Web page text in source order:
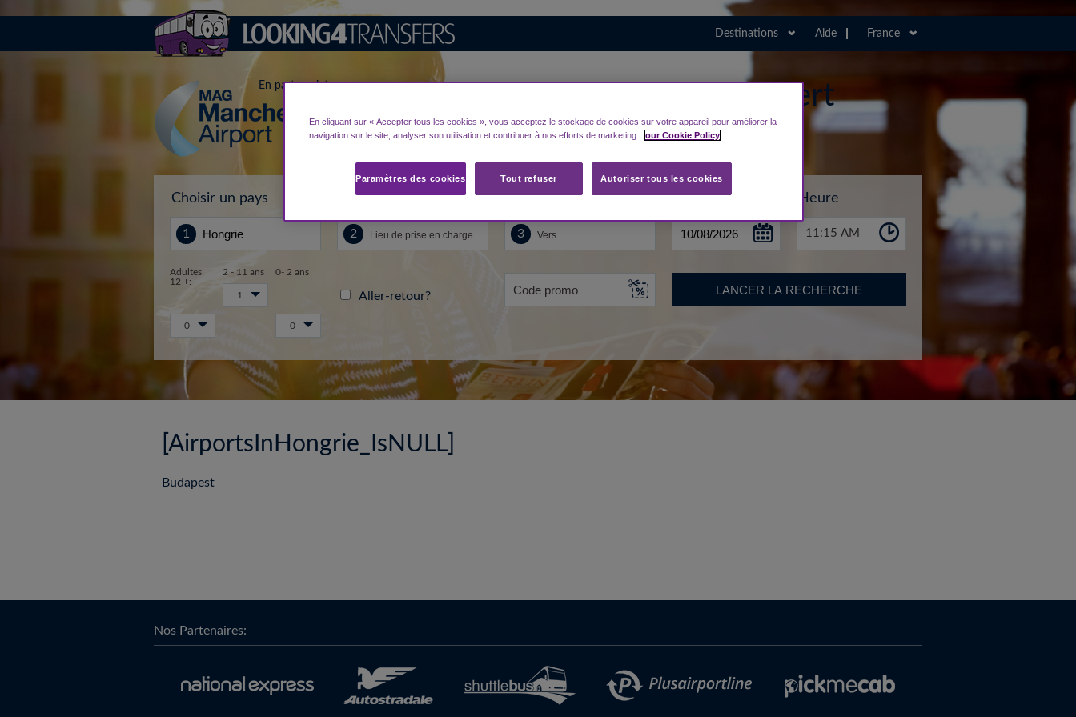
Destinations Aide France
En partenariat avec
Rechercher pour votre transfert
aéroport Hongrie
Choisir un pays Lieu de départ... Vers Date Heure
11:15 AM
Adultes
12 +:
2 - 11 ans 0- 2 ans
1
0 0
Aller-retour? LANCER LA RECHERCHE
[AirportsInHongrie_IsNULL]
Budapest
Nos Partenaires:
En cliquant sur « Accepter tous les cookies », vous acceptez le stockage de cookies sur votre appareil pour améliorer la
navigation sur le site, analyser son utilisation et contribuer à nos efforts de marketing.
our Cookie Policy
Tout refuser Autoriser tous les cookies
Paramètres des cookies